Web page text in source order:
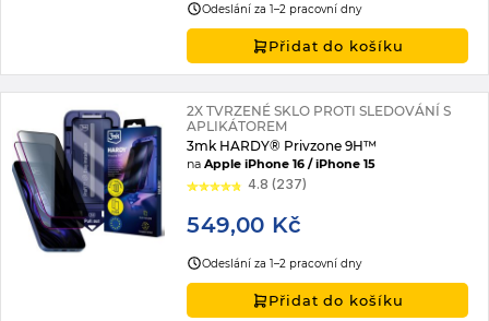
Odeslání za 1–2 pracovní dny
Přidat do košíku
2X TVRZENÉ SKLO PROTI SLEDOVÁNÍ S
APLIKÁTOREM
3mk HARDY® Privzone 9H™
naApple iPhone 16 / iPhone 15
4.8 (237)
549,00 Kč
Odeslání za 1–2 pracovní dny
Přidat do košíku